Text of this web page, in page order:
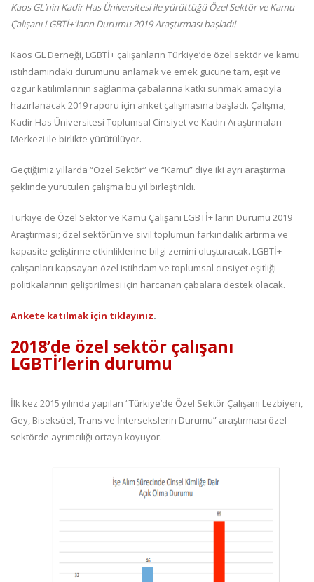
Kaos GL’nin Kadir Has Üniversitesi ile yürüttüğü Özel Sektör ve Kamu
Çalışanı LGBTİ+'ların Durumu 2019 Araştırması başladı!
Kaos GL Derneği, LGBTİ+ çalışanların Türkiye’de özel sektör ve kamu
istihdamındaki durumunu anlamak ve emek gücüne tam, eşit ve
özgür katılımlarının sağlanma çabalarına katkı sunmak amacıyla
hazırlanacak 2019 raporu için anket çalışmasına başladı. Çalışma;
Kadir Has Üniversitesi Toplumsal Cinsiyet ve Kadın Araştırmaları
Merkezi ile birlikte yürütülüyor.
Geçtiğimiz yıllarda “Özel Sektör” ve “Kamu” diye iki ayrı araştırma
şeklinde yürütülen çalışma bu yıl birleştirildi.
Türkiye'de Özel Sektör ve Kamu Çalışanı LGBTİ+'ların Durumu 2019
Araştırması; özel sektörün ve sivil toplumun farkındalık artırma ve
kapasite geliştirme etkinliklerine bilgi zemini oluşturacak. LGBTİ+
çalışanları kapsayan özel istihdam ve toplumsal cinsiyet eşitliği
politikalarının geliştirilmesi için harcanan çabalara destek olacak.
Ankete katılmak için tıklayınız.
2018’de özel sektör çalışanı
LGBTİ’lerin durumu
İlk kez 2015 yılında yapılan “Türkiye’de Özel Sektör Çalışanı Lezbiyen,
Gey, Biseksüel, Trans ve İntersekslerin Durumu” araştırması özel
sektörde ayrımcılığı ortaya koyuyor.